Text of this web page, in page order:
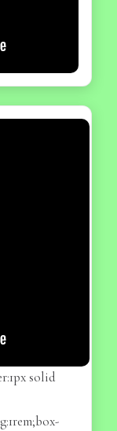
solid